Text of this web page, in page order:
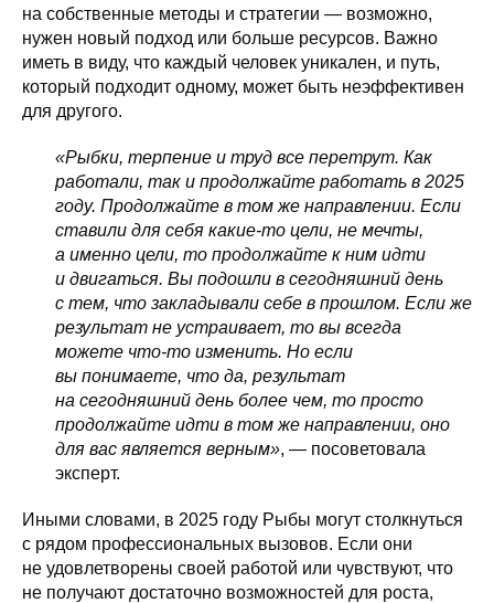
на собственные методы и стратегии — возможно,
нужен новый подход или больше ресурсов. Важно
иметь в виду, что каждый человек уникален, и путь,
который подходит одному, может быть неэффективен
для другого.
«Рыбки, терпение и труд все перетрут. Как
работали, так и продолжайте работать в 2025
году. Продолжайте в том же направлении. Если
ставили для себя какие-то цели, не мечты,
а именно цели, то продолжайте к ним идти
и двигаться. Вы подошли в сегодняшний день
с тем, что закладывали себе в прошлом. Если же
результат не устраивает, то вы всегда
можете что-то изменить. Но если
вы понимаете, что да, результат
на сегодняшний день более чем, то просто
продолжайте идти в том же направлении, оно
для вас является верным», — посоветовала
эксперт.
Иными словами, в 2025 году Рыбы могут столкнуться
с рядом профессиональных вызовов. Если они
не удовлетворены своей работой или чувствуют, что
не получают достаточно возможностей для роста,